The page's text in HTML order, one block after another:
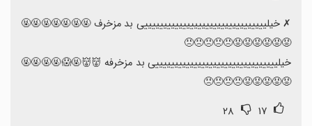
‏✗ خیلییییییییییییییییییییییییییییییییی بد مزخرف 🤬🤬🤬🤬🤬🤬🤬
خیلییییییییییییییییییییییییییییییییی بد مزخرفه 👹👹🤬😱🤬🤬🤬🤬
😡😡😡😡😡😠😠😠😠
۱۷ ۲۸